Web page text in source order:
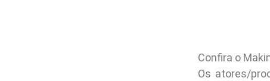
Confira o
Os atores/